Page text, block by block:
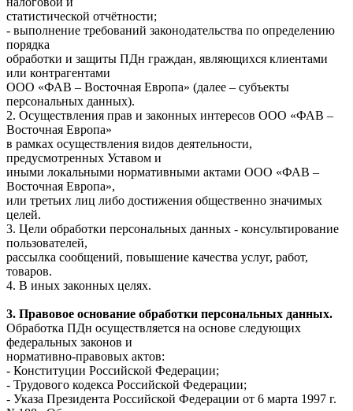
статистической отчётности;
- выполнение требований законодательства по определению
порядка
обработки и защиты ПДн граждан, являющихся клиентами
или контрагентами
ООО «ФАВ – Восточная Европа» (далее – субъекты
персональных данных).
2. Осуществления прав и законных интересов ООО «ФАВ –
Восточная Европа»
в рамках осуществления видов деятельности,
предусмотренных Уставом и
иными локальными нормативными актами ООО «ФАВ –
Восточная Европа»,
или третьих лиц либо достижения общественно значимых
целей.
3. Цели обработки персональных данных - консультирование
пользователей,
рассылка сообщений, повышение качества услуг, работ,
товаров.
4. В иных законных целях.
3. Правовое основание обработки персональных данных.
Обработка ПДн осуществляется на основе следующих
федеральных законов и
нормативно-правовых актов:
- Конституции Российской Федерации;
- Трудового кодекса Российской Федерации;
- Указа Президента Российской Федерации от 6 марта 1997 г.